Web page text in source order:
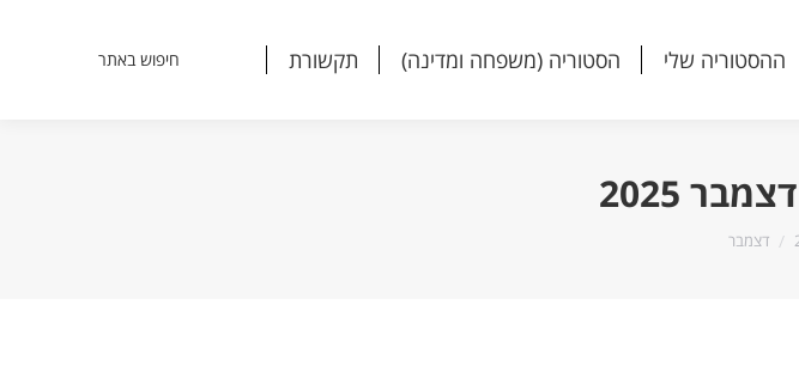
ההסטוריה שלי הסטוריה (משפחה ומדינה) תקשורת Search:
חיפוש באתר
דצמבר 2025
דצמבר